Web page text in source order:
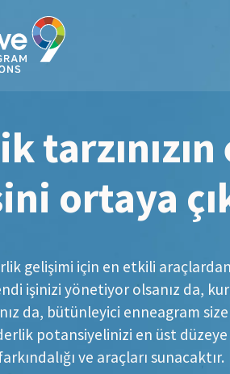
ortaya
gelişimi için en etkili
işinizi yönetiyor olsanız da,
da, bütünleyici enneagram
potansiyelinizi en üst
ve araçları sunacaktır.